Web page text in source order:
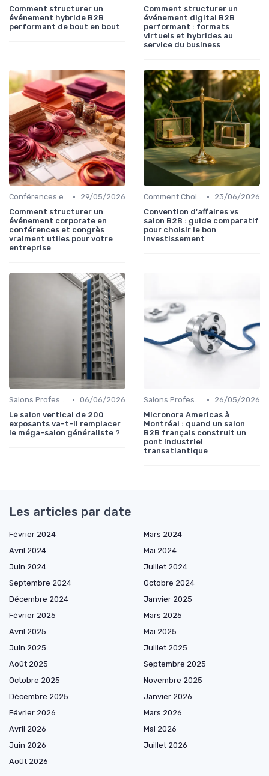
Comment structurer un
événement hybride B2B
performant de bout en bout
Comment structurer un
événement digital B2B
performant : formats
virtuels et hybrides au
service du business
Conférences et Congrès •
29/05/2026
Comment structurer un
événement corporate en
conférences et congrès
vraiment utiles pour votre
entreprise
Comment Choisir Votre Événement •
23/06/2026
Convention d'affaires vs
salon B2B : guide comparatif
pour choisir le bon
investissement
Salons Professionnels et Expositions • 06/06/2026
Le salon vertical de 200
exposants va-t-il remplacer
le méga-salon généraliste ?
Salons Professionnels et Expositions •
26/05/2026
Micronora Americas à
Montréal : quand un salon
B2B français construit un
pont industriel
transatlantique
Les articles par date
Février 2024
Mars 2024
Avril 2024
Mai 2024
Juin 2024
Juillet 2024
Septembre 2024
Octobre 2024
Décembre 2024
Janvier 2025
Février 2025
Mars 2025
Avril 2025
Mai 2025
Juin 2025
Juillet 2025
Août 2025
Septembre 2025
Octobre 2025
Novembre 2025
Décembre 2025
Janvier 2026
Février 2026
Mars 2026
Avril 2026
Mai 2026
Juin 2026
Juillet 2026
Août 2026